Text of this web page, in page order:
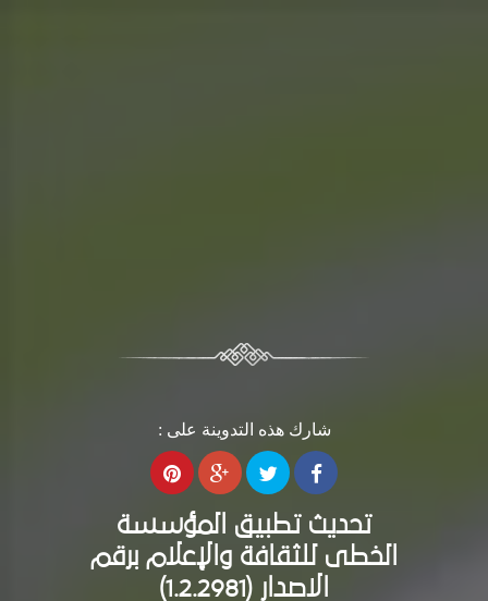
تحديث تطبيق المؤسسة
الخطى للثقافة والإعلام برقم
الاصدار (1.2.2981)